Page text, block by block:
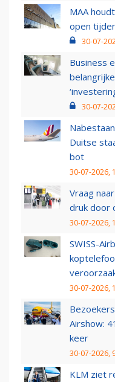
MAA
open
30-07-
Business
30-07-
Duitse
bot
30-07-2026,
Vraag
druk door
30-07-2026,
SWISS-
30-07-2026,
Airshow:
keer
30-07-2026,
KLM ziet